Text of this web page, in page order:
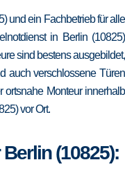
und ein Fachbetrieb für alle
in Berlin (10825)
sind bestens ausgebildet,
auch verschlossene Türen
ortsnahe Monteur innerhalb
vor Ort.
(10825):